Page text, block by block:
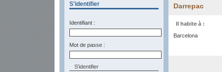
S'identifier
Identifiant :
Mot de passe :
Darrepac
Il habite à :
Barcelona